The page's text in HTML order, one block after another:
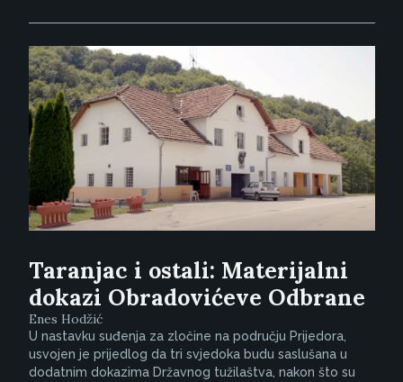
Taranjac i ostali: Materijalni
dokazi Obradovićeve Odbrane
Enes Hodžić
U nastavku suđenja za zločine na području Prijedora,
usvojen je prijedlog da tri svjedoka budu saslušana u
dodatnim dokazima Državnog tužilaštva, nakon što su